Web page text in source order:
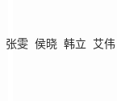
张雯 侯晓 韩立 艾伟